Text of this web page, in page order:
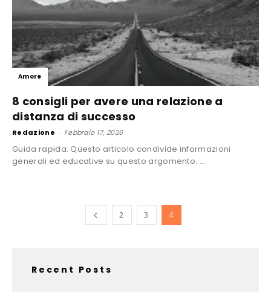
Amore
8 consigli per avere una relazione a
distanza di successo
Redazione - Febbraio 17, 2026
Guida rapida: Questo articolo condivide informazioni
generali ed educative su questo argomento. ...
2 3 4
Recent Posts